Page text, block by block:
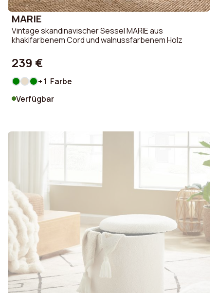
MARIE
Vintage skandinavischer Sessel MARIE aus
khakifarbenem Cord und walnussfarbenem Holz
239 €
+ 1 Farbe
Verfügbar